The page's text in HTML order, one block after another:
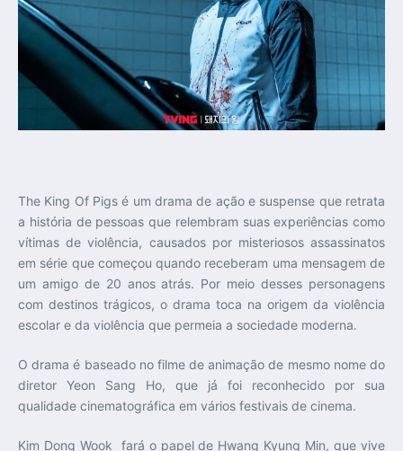
The King Of Pigs é um drama de ação e suspense que retrata
a história de pessoas que relembram suas experiências como
vítimas de violência, causados por misteriosos assassinatos
em série que começou quando receberam uma mensagem de
um amigo de 20 anos atrás. Por meio desses personagens
com destinos trágicos, o drama toca na origem da violência
escolar e da violência que permeia a sociedade moderna.
O drama é baseado no filme de animação de mesmo nome do
diretor Yeon Sang Ho, que já foi reconhecido por sua
qualidade cinematográfica em vários festivais de cinema.
Kim Dong Wook fará o papel de Hwang Kyung Min, que vive